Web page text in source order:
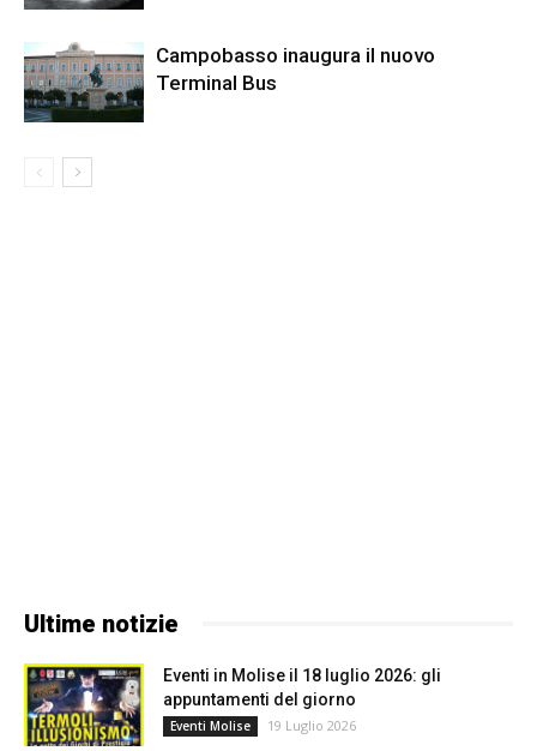
Campobasso inaugura il nuovo
Terminal Bus
Ultime notizie
Eventi in Molise il 18 luglio 2026: gli
appuntamenti del giorno
Eventi Molise 19 Luglio 2026